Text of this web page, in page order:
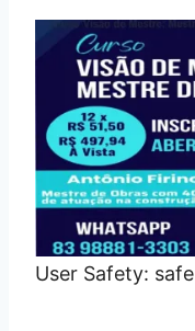
User Safety: safe